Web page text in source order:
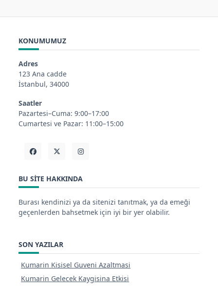
KONUMUMUZ
Adres
123 Ana cadde
İstanbul, 34000
Saatler
Pazartesi–Cuma: 9:00–17:00
Cumartesi ve Pazar: 11:00–15:00
BU SITE HAKKINDA
Burası kendinizi ya da sitenizi tanıtmak, ya da emeği
geçenlerden bahsetmek için iyi bir yer olabilir.
SON YAZILAR
Kumarin Kisisel Guveni Azaltmasi
Kumarin Gelecek Kaygisina Etkisi